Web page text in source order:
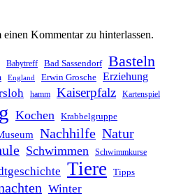
einen Kommentar zu hinterlassen.
Babytreff Bad Sassendorf Basteln
England Erwin Grosche Erziehung
hamm Kaiserpfalz Kartenspiel
Kochen Krabbelgruppe
Nachhilfe Natur
Schwimmen Schwimmkurse
Tiere Tipps
Winter